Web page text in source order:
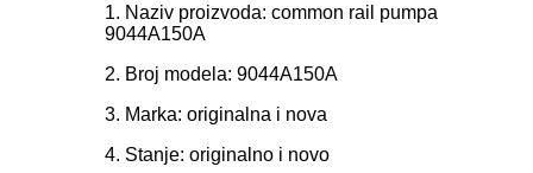
1. Naziv proizvoda: common rail pumpa
9044A150A
2. Broj modela: 9044A150A
3. Marka: originalna i nova
4. Stanje: originalno i novo